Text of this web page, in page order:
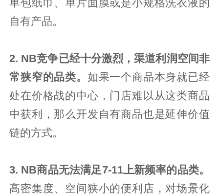
单包纸巾、单片面膜或是小规格洗衣液的
自有产品。
2. NB竞争已经十分激烈，渠道利润空间非
常狭窄的品类。 如果一个商品本身就已经
处在价格战的中心，门店难以从这类商品
中获利，那么开发自有商品也是延伸价值
链的方式。
3. NB商品无法满足7-11上新频率的品类。
高密集度、空间狭小的便利店，对场景化